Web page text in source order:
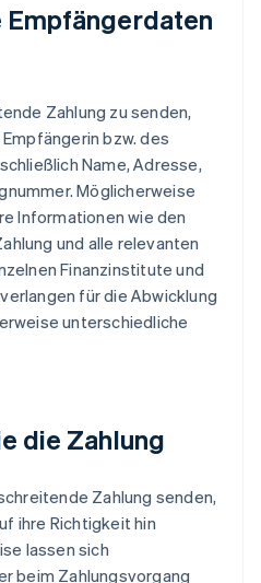
Empfängerdaten
Zahlung zu senden,
bzw. des
Name, Adresse,
Möglicherweise
Informationen wie den
und alle relevanten
Finanzinstitute und
für die Abwicklung
unterschiedliche
die Zahlung
Zahlung senden,
ihre Richtigkeit hin
lassen sich
beim Zahlungsvorgang